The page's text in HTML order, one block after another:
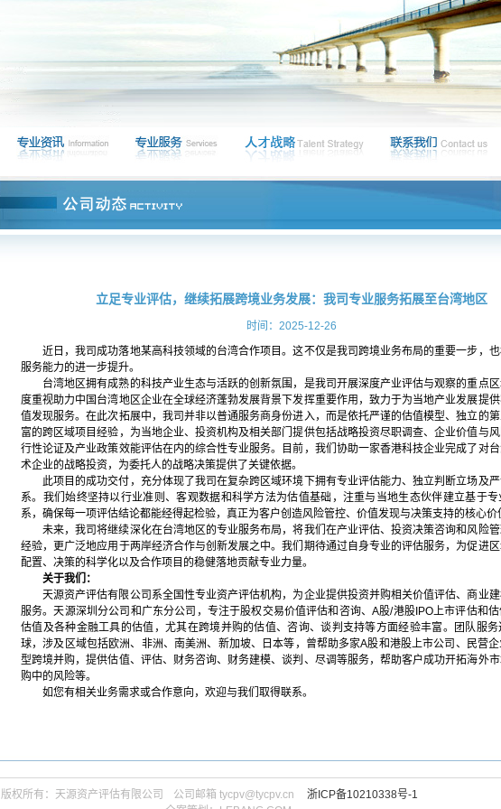
立足专业评估，继续拓展跨境业务发展：我司专业服务拓展至台湾地区
时间：2025-12-26
近日，我司成功落地某高科技领域的台湾合作项目。这不仅是我司跨境业务布局的重要一步，
服务能力的进一步提升。
台湾地区拥有成熟的科技产业生态与活跃的创新氛围，是我司开展深度产业评估与观察的重点
度重视助力中国台湾地区企业在全球经济蓬勃发展背景下发挥重要作用，致力于为当地产业发展提
值发现服务。在此次拓展中，我司并非以普通服务商身份进入，而是依托严谨的估值模型、独立的
富的跨区域项目经验，为当地企业、投资机构及相关部门提供包括战略投资尽职调查、企业价值与风
行性论证及产业政策效能评估在内的综合性专业服务。目前，我们协助一家香港科技企业完成了对
术企业的战略投资，为委托人的战略决策提供了关键依据。
此项目的成功交付，充分体现了我司在复杂跨区域环境下拥有专业评估能力、独立判断立场及
系。我们始终坚持以行业准则、客观数据和科学方法为估值基础，注重与当地生态伙伴建立基于
系，确保每一项评估结论都能经得起检验，真正为客户创造风险管控、价值发现与决策支持的核心价
未来，我司将继续深化在台湾地区的专业服务布局，将我们在产业评估、投资决策咨询和风险
经验，更广泛地应用于两岸经济合作与创新发展之中。我们期待通过自身专业的评估服务，为促进
配置、决策的科学化以及合作项目的稳健落地贡献专业力量。
关于我们：
天源资产评估有限公司系全国性专业资产评估机构，为企业提供投资并购相关价值评估、商业
服务。天源深圳分公司和广东分公司，专注于股权交易价值评估和咨询、A股/港股IPO上市评估和
估值及各种金融工具的估值，尤其在跨境并购的估值、咨询、谈判支持等方面经验丰富。团队服
球，涉及区域包括欧洲、非洲、南美洲、新加坡、日本等，曾帮助多家A股和港股上市公司、民营
型跨境并购，提供估值、评估、财务咨询、财务建模、谈判、尽调等服务，帮助客户成功开拓海外
购中的风险等。
如您有相关业务需求或合作意向，欢迎与我们取得联系。
下一篇：我司受邀参加前海产业集聚区出海业务对接会
版权所有：天源资产评估有限公司ㅤ公司邮箱 tycpv@tycpv.cnㅤ 浙ICP备10210338号-1